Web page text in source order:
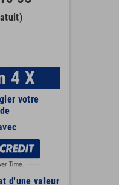
4 X
votre
d'une valeur